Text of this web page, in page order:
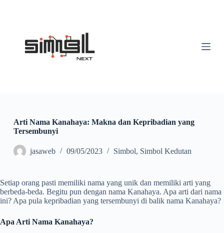
Arti Nama Kanahaya: Makna dan Kepribadian yang
Tersembunyi
jasaweb 09/05/2023 Simbol, Simbol Kedutan
Setiap orang pasti memiliki nama yang unik dan memiliki arti yang
berbeda-beda. Begitu pun dengan nama Kanahaya. Apa arti dari nama
ini? Apa pula kepribadian yang tersembunyi di balik nama Kanahaya?
Apa Arti Nama Kanahaya?